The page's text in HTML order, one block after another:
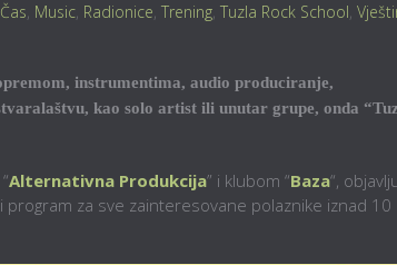
, Music, Radionice, Trening, Tuzla Rock School,
instrumentima, audio produciranje,
kao solo artist ili unutar grupe, onda
Alternativna Produkcija” i klubom “Baza“,
program za sve zainteresovane polaznike iznad 10